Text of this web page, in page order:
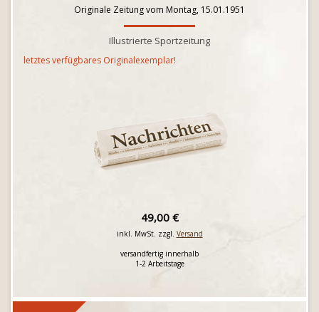
Originale Zeitung vom Montag, 15.01.1951
Illustrierte Sportzeitung
letztes verfügbares Originalexemplar!
49,00 €
inkl. MwSt. zzgl. Versand
versandfertig innerhalb
1-2 Arbeitstage